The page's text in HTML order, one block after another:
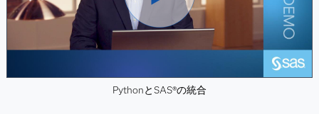
PythonとSAS®の統合